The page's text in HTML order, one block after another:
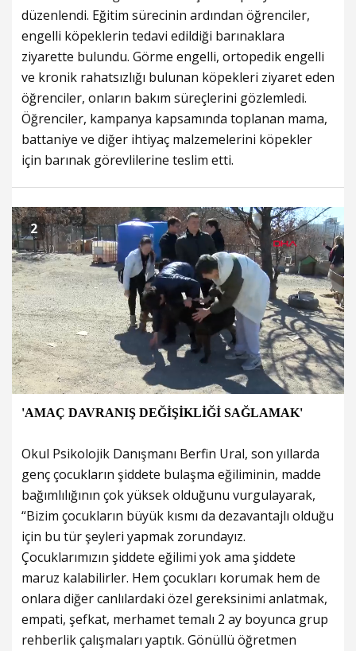
düzenlendi. Eğitim sürecinin ardından öğrenciler,
engelli köpeklerin tedavi edildiği barınaklara
ziyarette bulundu. Görme engelli, ortopedik engelli
ve kronik rahatsızlığı bulunan köpekleri ziyaret eden
öğrenciler, onların bakım süreçlerini gözlemledi.
Öğrenciler, kampanya kapsamında toplanan mama,
battaniye ve diğer ihtiyaç malzemelerini köpekler
için barınak görevlilerine teslim etti.
2
'AMAÇ DAVRANIŞ DEĞİŞİKLİĞİ SAĞLAMAK'
Okul Psikolojik Danışmanı Berfin Ural, son yıllarda
genç çocukların şiddete bulaşma eğiliminin, madde
bağımlılığının çok yüksek olduğunu vurgulayarak,
“Bizim çocukların büyük kısmı da dezavantajlı olduğu
için bu tür şeyleri yapmak zorundayız.
Çocuklarımızın şiddete eğilimi yok ama şiddete
maruz kalabilirler. Hem çocukları korumak hem de
onlara diğer canlılardaki özel gereksinimi anlatmak,
empati, şefkat, merhamet temalı 2 ay boyunca grup
rehberlik çalışmaları yaptık. Gönüllü öğretmen